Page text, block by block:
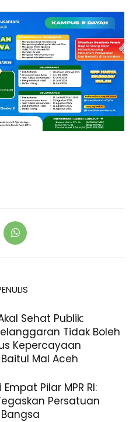
Sehat Publik:
Tidak Boleh
Kepercayaan
Mal Aceh
Pilar MPR RI:
Persatuan